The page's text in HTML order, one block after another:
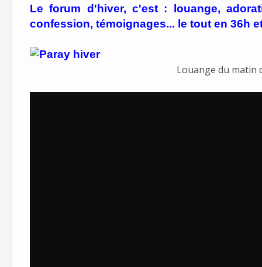
Le forum d'hiver, c'est : louange,
confession, témoignages... le tout en 36h
Louange du matin